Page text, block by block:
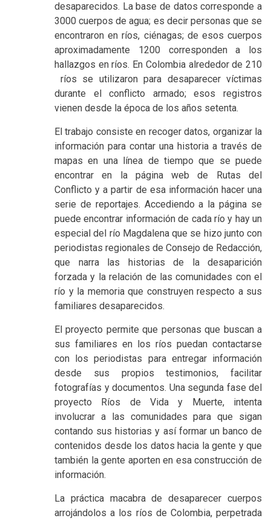
desaparecidos. La base de datos corresponde a
3000 cuerpos de agua; es decir personas que se
encontraron en ríos, ciénagas; de esos cuerpos
aproximadamente 1200 corresponden a los
hallazgos en ríos. En Colombia alrededor de 210
ríos se utilizaron para desaparecer víctimas
durante el conflicto armado; esos registros
vienen desde la época de los años setenta.
El trabajo consiste en recoger datos, organizar la
información para contar una historia a través de
mapas en una línea de tiempo que se puede
encontrar en la página web de Rutas del
Conflicto y a partir de esa información hacer una
serie de reportajes. Accediendo a la página se
puede encontrar información de cada río y hay un
especial del río Magdalena que se hizo junto con
periodistas regionales de Consejo de Redacción,
que narra las historias de la desaparición
forzada y la relación de las comunidades con el
río y la memoria que construyen respecto a sus
familiares desaparecidos.
El proyecto permite que personas que buscan a
sus familiares en los ríos puedan contactarse
con los periodistas para entregar información
desde sus propios testimonios, facilitar
fotografías y documentos. Una segunda fase del
proyecto Ríos de Vida y Muerte, intenta
involucrar a las comunidades para que sigan
contando sus historias y así formar un banco de
contenidos desde los datos hacia la gente y que
también la gente aporten en esa construcción de
información.
La práctica macabra de desaparecer cuerpos
arrojándolos a los ríos de Colombia, perpetrada